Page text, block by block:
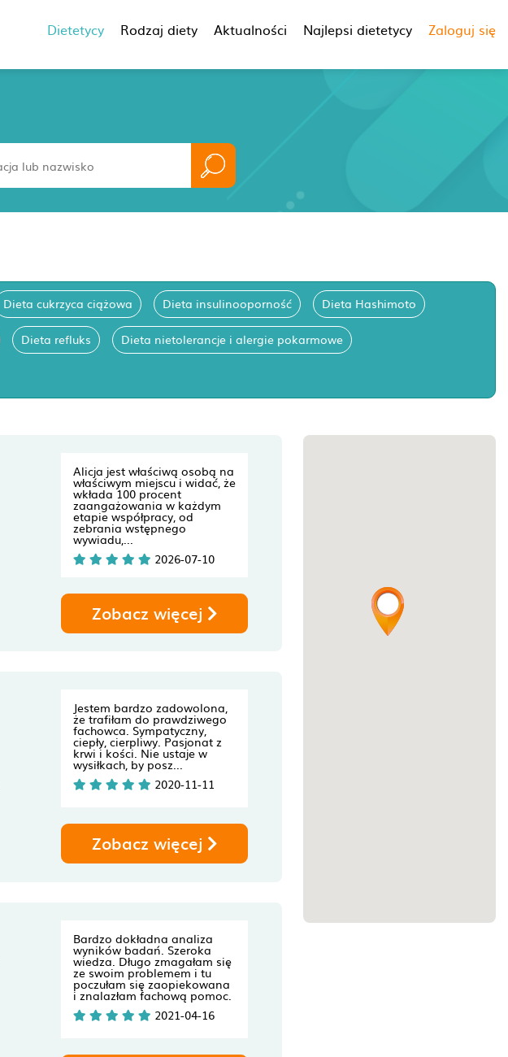
Dietetycy Rodzaj diety Aktualności Najlepsi dietetycy Zaloguj się
Dieta cukrzyca ciążowa Dieta insulinooporność Dieta Hashimoto
Dieta refluks Dieta nietolerancje i alergie pokarmowe
Alicja jest właściwą osobą na
właściwym miejscu i widać, że
wkłada 100 procent
zaangażowania w każdym
etapie współpracy, od
zebrania wstępnego
wywiadu,...
2026-07-10
Zobacz więcej
Jestem bardzo zadowolona,
że trafiłam do prawdziwego
fachowca. Sympatyczny,
ciepły, cierpliwy. Pasjonat z
krwi i kości. Nie ustaje w
wysiłkach, by posz...
2020-11-11
Zobacz więcej
Bardzo dokładna analiza
wyników badań. Szeroka
wiedza. Długo zmagałam się
ze swoim problemem i tu
poczułam się zaopiekowana
i znalazłam fachową pomoc.
2021-04-16